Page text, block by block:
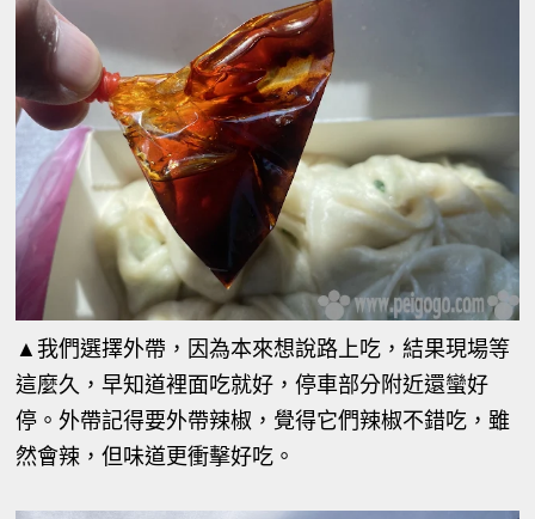
▲我們選擇外帶，因為本來想說路上吃，結果現場等
這麼久，早知道裡面吃就好，停車部分附近還蠻好
停。外帶記得要外帶辣椒，覺得它們辣椒不錯吃，雖
然會辣，但味道更衝擊好吃。